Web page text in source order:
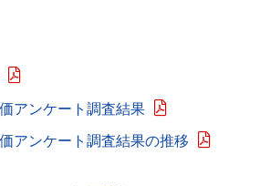
アンケート調査結果
アンケート調査結果の推移